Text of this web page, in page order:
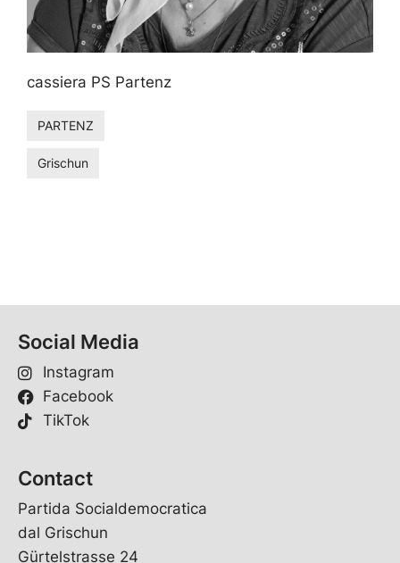
cassiera PS Partenz
PARTENZ
Grischun
Social Media
Instagram
Facebook
TikTok
Contact
Partida Socialdemocratica
dal Grischun
Gürtelstrasse 24